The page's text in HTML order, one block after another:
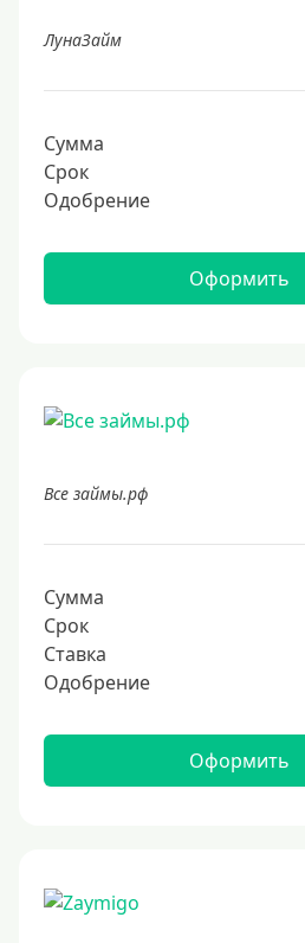
ЛунаЗайм
Сумма
Срок
Одобрение
Оформить
Все займы.рф
Сумма
Срок
Ставка
Одобрение
Оформить